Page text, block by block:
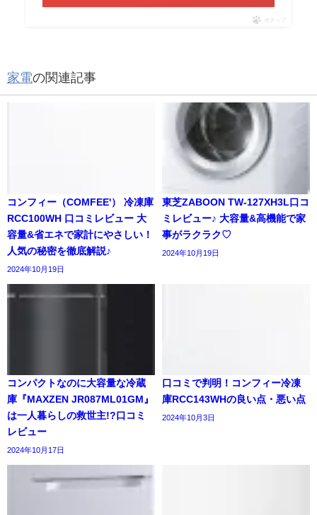
ポチップ
家電の関連記事
コンフィー（COMFEE'） 冷凍庫
RCC100WH 口コミレビュー 大
容量&省エネで家計にやさしい！
人気の秘密を徹底解説♪
2024年10月19日
東芝ZABOON TW-127XH3L口コ
ミレビュー♪ 大容量&高機能で家
事がラクラク♡
2024年10月19日
コンパクトなのに大容量な冷蔵
庫『MAXZEN JR087ML01GM』
は一人暮らしの救世主!?口コミ
レビュー
2024年10月17日
口コミで判明！コンフィー冷凍
庫RCC143WHの良い点・悪い点
2024年10月3日